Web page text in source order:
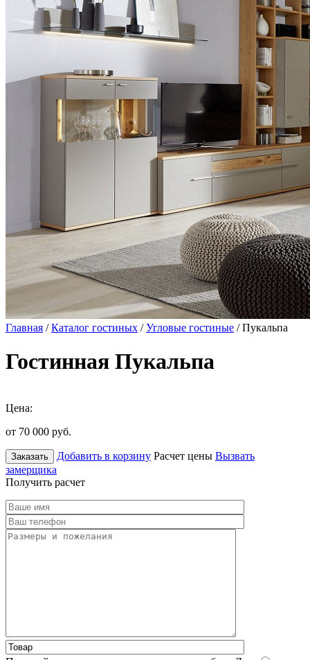
Главная /Каталог гостиных /Угловые гостиные / Пукальпа
Гостинная Пукальпа
Цена:
от 70 000 руб.
Заказать Добавить в корзину Расчет цены Вызвать
замерщика
Получить расчет